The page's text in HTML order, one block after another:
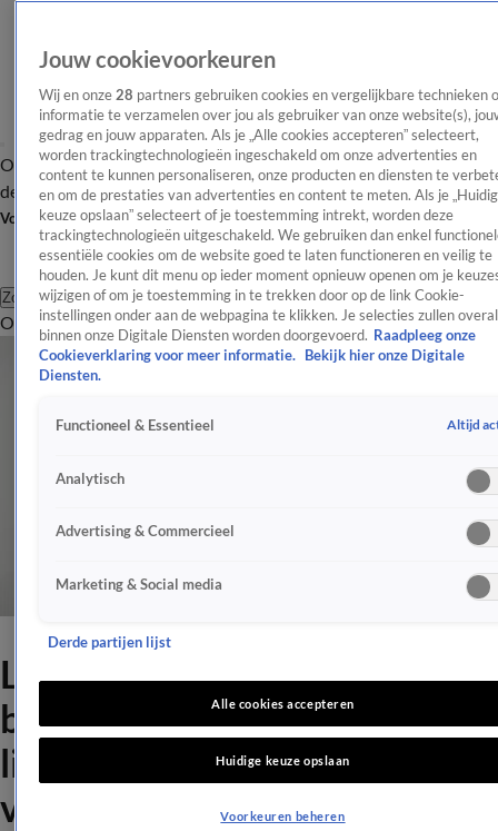
OverzichtAfleveringen Entertainment TV Algemeen
Tip
de redactieNieuwsbrief
Volg Shownieuws
Zoeken
OverzichtEntertainmentSpraakmakendRealityCrimeVideo's
Leontine blikt terug op
bijzondere week: 'Zoveel
liefde, vriendschap en
verbinding'
Jouw cookievoorkeuren
Wij en onze 28 partners gebruiken cookies en vergelijkbare technieken
informatie te verzamelen over jou als gebruiker van onze website(s),
gedrag en jouw apparaten. Als je „Alle cookies accepteren” selecteert,
worden trackingtechnologieën ingeschakeld om onze advertenties en
content te kunnen personaliseren, onze producten en diensten te
en om de prestaties van advertenties en content te meten. Als je
keuze opslaan” selecteert of je toestemming intrekt, worden deze
trackingtechnologieën uitgeschakeld. We gebruiken dan enkel
essentiële cookies om de website goed te laten functioneren en veilig te
houden. Je kunt dit menu op ieder moment opnieuw openen om je
wijzigen of om je toestemming in te trekken door op de link Cookie-
instellingen onder aan de webpagina te klikken. Je selecties zullen overal
binnen onze Digitale Diensten worden doorgevoerd. Raadpleeg onze
Cookieverklaring voor meer informatie.
Bekijk hier onze Digitale
Diensten.
Functioneel & Essentieel Altijd
Analytisch
Advertising & Commercieel
Marketing & Social media
Derde partijen lijst
Alle cookies accepteren
Huidige keuze opslaan
Voorkeuren beheren